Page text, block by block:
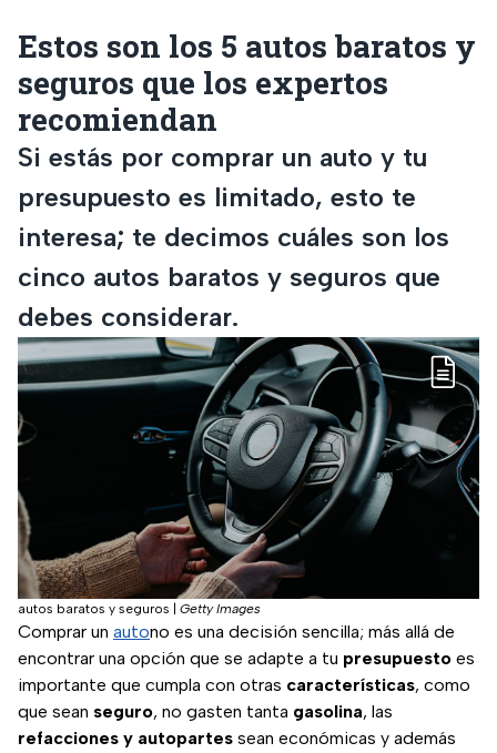
Estos son los 5 autos baratos y
seguros que los expertos
recomiendan
Si estás por comprar un auto y tu
presupuesto es limitado, esto te
interesa; te decimos cuáles son los
cinco autos baratos y seguros que
debes considerar.
autos baratos y seguros Getty Images
Comprar un autono es una decisión sencilla; más allá de
encontrar una opción que se adapte a tu presupuesto es
importante que cumpla con otras características, como
que sean seguro, no gasten tanta gasolina, las
refacciones y autopartes sean económicas y además